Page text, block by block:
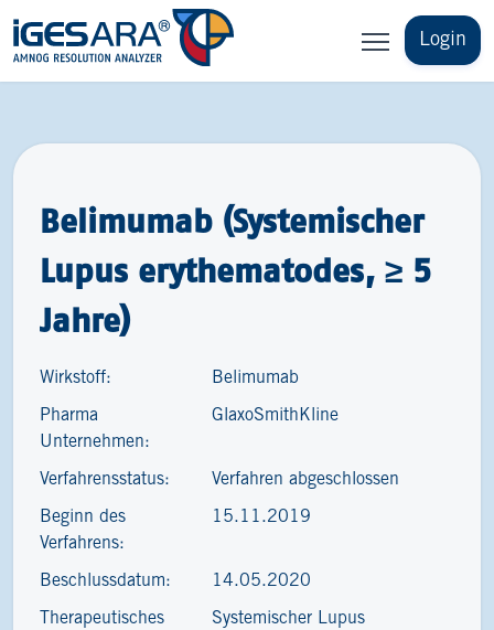
Login
Belimumab (Systemischer
Lupus erythematodes, ≥ 5
Jahre)
Wirkstoff: Belimumab
Pharma
Unternehmen:
GlaxoSmithKline
Verfahrensstatus: Verfahren abgeschlossen
Beginn des
Verfahrens:
15.11.2019
Beschlussdatum: 14.05.2020
Therapeutisches
Systemischer Lupus